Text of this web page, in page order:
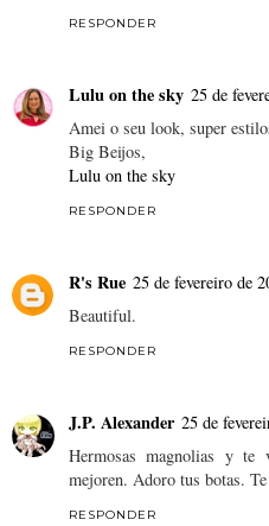
RESPONDER
Lulu on the sky 25 de
Amei o seu look, super
Big Beijos,
Lulu on the sky
RESPONDER
R's Rue 25 de fevereiro de
Beautiful.
RESPONDER
J.P. Alexander 25 de
Hermosas magnolias y te
mejoren. Adoro tus botas.
RESPONDER